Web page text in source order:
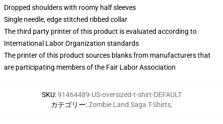
Dropped shoulders with roomy half sleeves
Single needle, edge stitched ribbed collar
The third party printer of this product is evaluated according to
International Labor Organization standards
The printer of this product sources blanks from manufacturers that
are participating members of the Fair Labor Association
SKU:91464489-US-oversized-t-shirt-DEFAULT
カテゴリー:Zombie Land Saga T-Shirts,